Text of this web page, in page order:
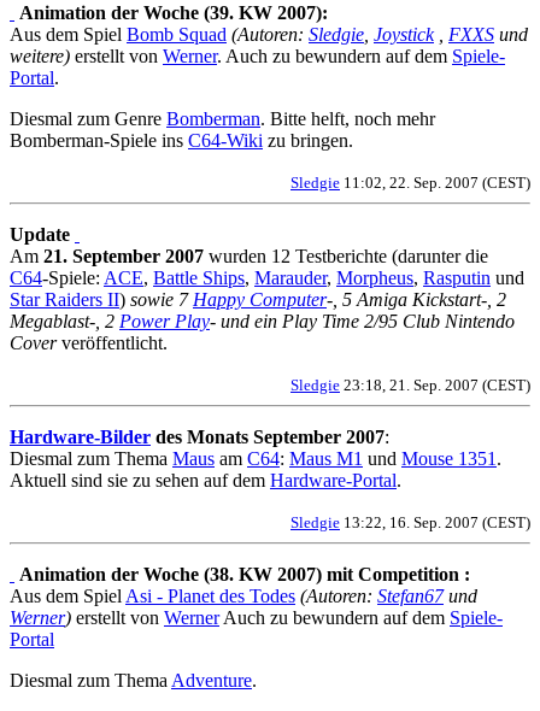
Animation der Woche (39. KW 2007):
Aus dem Spiel Bomb Squad (Autoren: Sledgie Joystick, FXXS und
weitere) erstellt von Werner. Auch zu bewundern auf dem Spiele-
Portal.
Diesmal zum Genre Bomberman. Bitte helft, noch mehr
Bomberman-Spiele ins C64-Wiki zu bringen.
Sledgie 11:02, 22. Sep. 2007 (CEST)
Update
Am 21. September 2007 wurden 12 Testberichte (darunter die
C64-Spiele: ACE, Battle Ships, Marauder, Morpheus, Rasputin und
Star Raiders II) sowie 7 Happy Computer-, 5 Amiga Kickstart-, 2
Megablast-, 2 Power Play- und ein Play Time 2/95 Club Nintendo
Coververöffentlicht.
Sledgie 23:18, 21. Sep. 2007 (CEST)
Hardware-Bilder des Monats September 2007:
Diesmal zum Thema Maus am C64: Maus M1 und Mouse 1351 .
Aktuell sind sie zu sehen auf dem Hardware-Portal.
Sledgie 13:22, 16. Sep. 2007 (CEST)
Animation der Woche (38. KW 2007) mit Competition :
Aus dem Spiel Asi - Planet des Todes (Autoren: Stefan67und
Werner) erstellt von WernerAuch zu bewundern auf dem Spiele-
Portal
Diesmal zum Thema Adventure.